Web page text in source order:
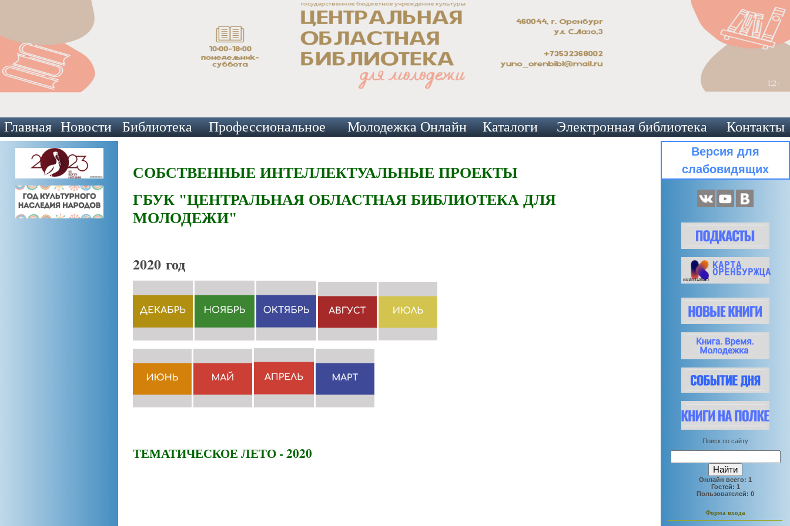
Главная Новости Библиотека Профессиональное Молодежка Онлайн Каталоги Электронная библиотека Контакты
СОБСТВЕННЫЕ ИНТЕЛЛЕКТУАЛЬНЫЕ ПРОЕКТЫ
ГБУК "ЦЕНТРАЛЬНАЯ ОБЛАСТНАЯ БИБЛИОТЕКА ДЛЯ
МОЛОДЕЖИ"
2020 год
ТЕМАТИЧЕСКОЕ ЛЕТО - 2020
Версия для
слабовидящих
КАРТА
ОРЕНБУРЖЦА
Поиск по сайту
Онлайн всего: 1
Гостей: 1
Пользователей: 0
Форма входа